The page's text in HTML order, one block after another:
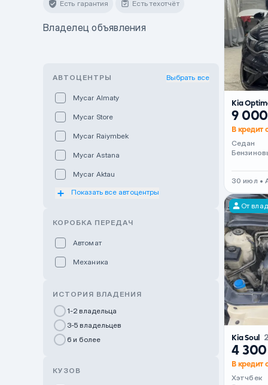
Есть гарантия Есть техотчёт
Владелец объявления
АВТОЦЕНТРЫ Выбрать все
Mycar Almaty
Mycar Store
Mycar Raiymbek
Mycar Astana
Mycar Aktau
Mycar Uralsk
GWM Nurly Zhol
Chery Astana
Показать все автоцентры
КОРОБКА ПЕРЕДАЧ
Автомат
Механика
ИСТОРИЯ ВЛАДЕНИЯ
1-2 владельца
3-5 владельцев
6 и более
КУЗОВ
Kia
9
В кредит
Седан
30 июл •
От
Kia Soul
4
В кредит
Хэтчбек